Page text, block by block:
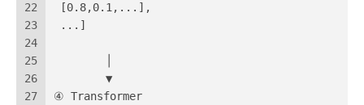
22
23
24
25
26
27
[0.8,0.1,...],
...]
        ▼
④ Transformer